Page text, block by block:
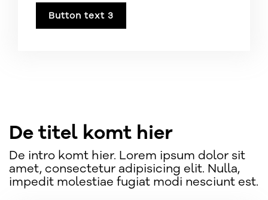
Button text 3
De titel komt hier
De intro komt hier. Lorem ipsum dolor sit
amet, consectetur adipisicing elit. Nulla,
impedit molestiae fugiat modi nesciunt est.